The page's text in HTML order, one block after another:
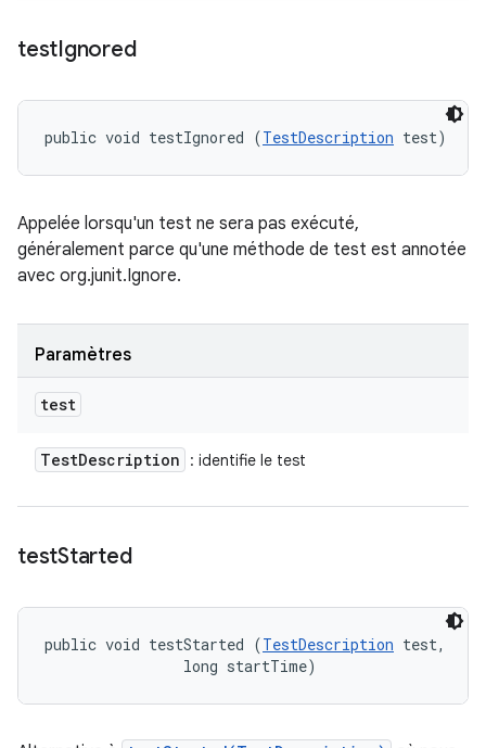
testIgnored
public void testIgnored (TestDescription test)
Appelée lorsqu'un test ne sera pas exécuté,
généralement parce qu'une méthode de test est annotée
avec org.junit.Ignore.
Paramètres
test
TestDescription : identifie le test
testStarted
public void testStarted (TestDescription test,
                long startTime)